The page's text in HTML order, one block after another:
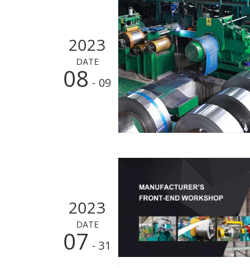
2023
DATE
08 - 09
2023
DATE
07 - 31